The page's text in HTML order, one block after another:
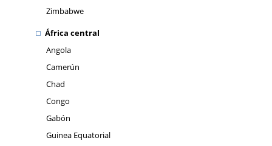
Zimbabwe
África central
Angola
Camerún
Chad
Congo
Gabón
Guinea Equatorial